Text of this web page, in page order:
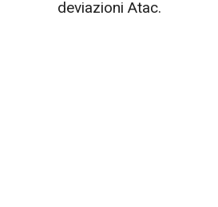
deviazioni Atac.